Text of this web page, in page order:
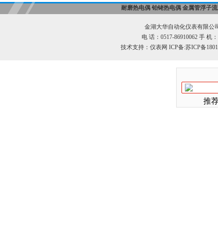
耐磨热电偶 铂铑热电偶 金属管浮子
金湖大华自动化仪表有限公
电 话：0517-86910062 手 机
技术支持： 仪表网 ICP备:苏ICP备
推